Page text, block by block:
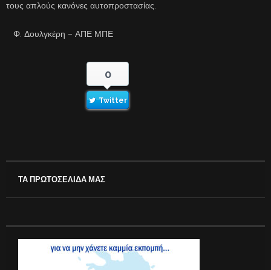
τους απλούς κανόνες αυτοπροστασίας.
Φ. Δουλγκέρη – ΑΠΕ ΜΠΕ
0
Twitter
ΤΑ ΠΡΩΤΟΣΕΛΙΔΑ ΜΑΣ